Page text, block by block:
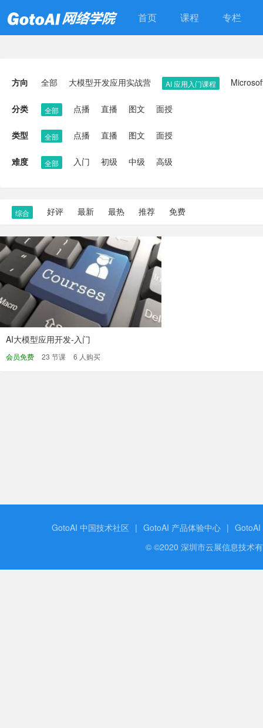
首页 课程 专栏
方向 全部 大模型开发应用实战营 AI 应用入门课程
分类 全部 点播 直播 图文 面授
类型 全部 点播 直播 图文 面授
难度 全部 入门 初级 中级 高级
综合 好评 最新 最热 推荐 免费
AI大模型应用开发-入门
会员免费 23 节课 6 人购买
GotoAI 中国技术社区 | GotoAI 产品体验中心 | GotoAI
© ©2020 深圳市云展信息技术